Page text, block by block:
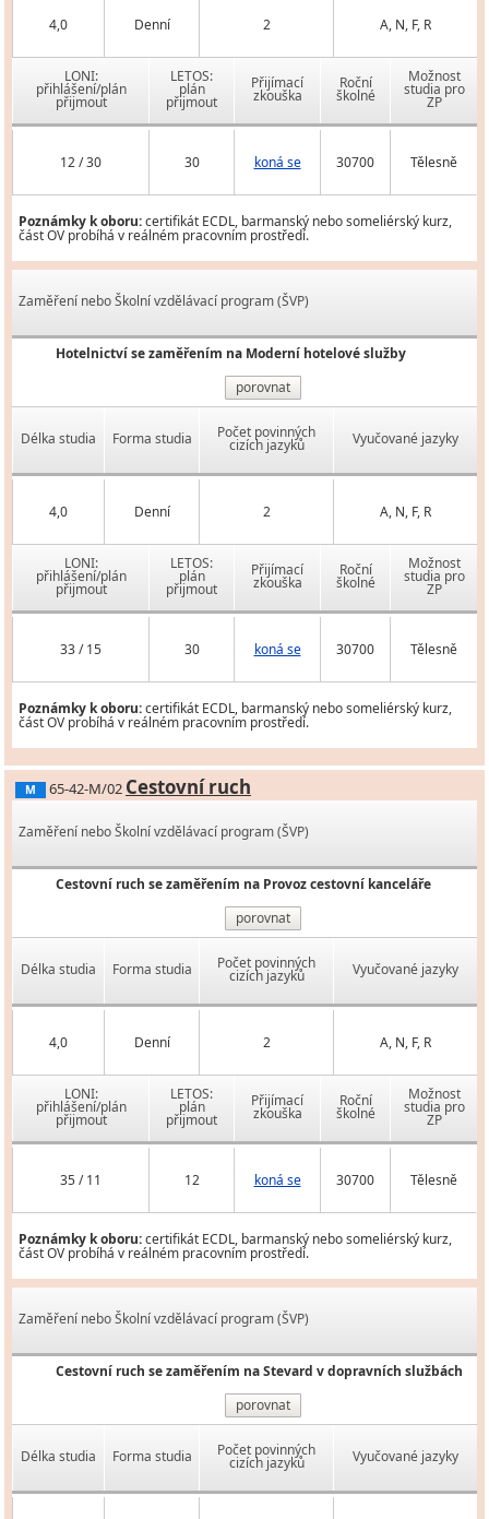
4,0 Denní 2 A, N, F, R
LONI:
přihlášení/plán
přijmout
LETOS:
plán
přijmout
Přijímací
zkouška
Roční
školné
Možnost
studia pro
ZP
12 / 30 30 koná se 30700 Tělesně
Poznámky k oboru:certifikát ECDL, barmanský nebo someliérský kurz,
část OV probíhá v reálném pracovním prostředí.
Zaměření nebo Školní vzdělávací program (ŠVP)
Hotelnictví se zaměřením na Moderní hotelové služby
porovnat
Délka studia Forma studia Počet povinných
cizích jazyků Vyučované jazyky
4,0 Denní 2 A, N, F, R
LONI:
přihlášení/plán
přijmout
LETOS:
plán
přijmout
Přijímací
zkouška
Roční
školné
Možnost
studia pro
ZP
33 / 15 30 koná se 30700 Tělesně
Poznámky k oboru:certifikát ECDL, barmanský nebo someliérský kurz,
část OV probíhá v reálném pracovním prostředí.
M 65-42-M/02 Cestovní ruch
Zaměření nebo Školní vzdělávací program (ŠVP)
Cestovní ruch se zaměřením na Provoz cestovní kanceláře
porovnat
Délka studia Forma studia Počet povinných
cizích jazyků Vyučované jazyky
4,0 Denní 2 A, N, F, R
LONI:
přihlášení/plán
přijmout
LETOS:
plán
přijmout
Přijímací
zkouška
Roční
školné
Možnost
studia pro
ZP
35 / 11 12 koná se 30700 Tělesně
Poznámky k oboru:certifikát ECDL, barmanský nebo someliérský kurz,
část OV probíhá v reálném pracovním prostředí.
Zaměření nebo Školní vzdělávací program (ŠVP)
Cestovní ruch se zaměřením na Stevard v dopravních službách
porovnat
Délka studia Forma studia Počet povinných
cizích jazyků Vyučované jazyky